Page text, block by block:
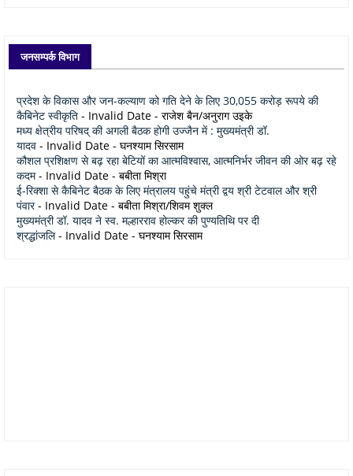
जनसम्पर्क विभाग
प्रदेश के विकास और जन-कल्याण को गति देने के लिए 30,055 करोड़ रूपये की
कैबिनेट स्वीकृति - Invalid Date - राजेश बैन/अनुराग उइके
मध्य क्षेत्रीय परिषद् की अगली बैठक होगी उज्जैन में : मुख्यमंत्री डॉ.
यादव - Invalid Date - घनश्याम सिरसाम
कौशल प्रशिक्षण से बढ़ रहा बेटियों का आत्मविश्वास, आत्मनिर्भर जीवन की ओर बढ़ रहे
कदम- Invalid Date - बबीता मिश्रा
ई-रिक्शा से कैबिनेट बैठक के लिए मंत्रालय पहुंचे मंत्री द्वय श्री टेटवाल और श्री
पंवार- Invalid Date - बबीता मिश्रा/शिवम शुक्ल
मुख्यमंत्री डॉ. यादव ने स्व. मल्हारराव होल्कर की पुण्यतिथि पर दी
श्रद्धांजलि- Invalid Date - घनश्याम सिरसाम